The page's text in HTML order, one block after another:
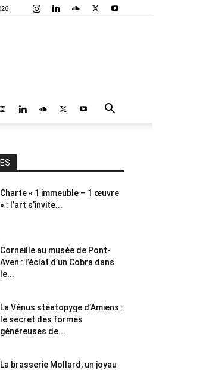
Charte « 1 immeuble – 1 œuvre
» : l’art s’invite...
Corneille au musée de Pont-
Aven : l’éclat d’un Cobra dans
le...
La Vénus stéatopyge d’Amiens :
le secret des formes
généreuses de...
La brasserie Mollard, un joyau